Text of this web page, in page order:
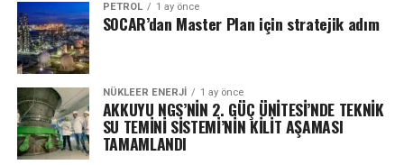
PETROL 1 ay önce
SOCAR’dan Master Plan için stratejik adım
NÜKLEER ENERJI 1 ay önce
AKKUYU NGS’NİN 2. GÜÇ ÜNİTESİ’NDE TEKNİK
SU TEMİNİ SİSTEMİ’NİN KİLİT AŞAMASI
TAMAMLANDI